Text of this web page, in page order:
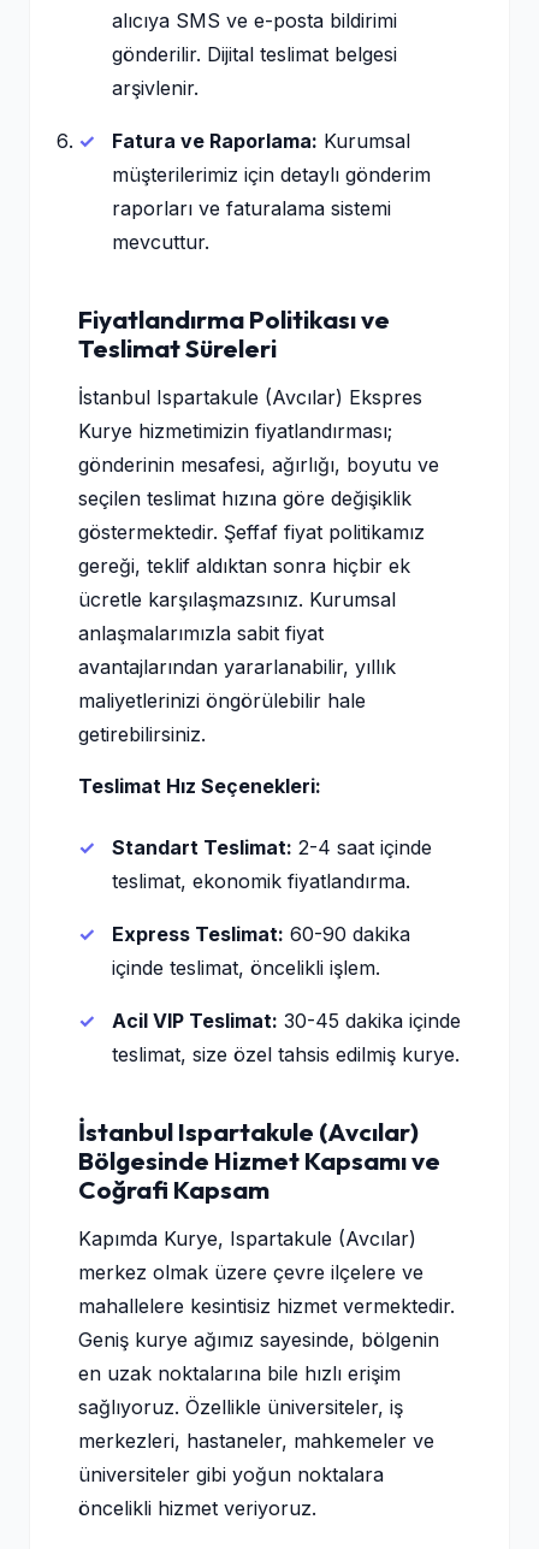
alıcıya SMS ve e-posta bildirimi
gönderilir. Dijital teslimat belgesi
arşivlenir.
Fatura ve Raporlama: Kurumsal
müşterilerimiz için detaylı gönderim
raporları ve faturalama sistemi
mevcuttur.
Fiyatlandırma Politikası ve
Teslimat Süreleri
İstanbul Ispartakule (Avcılar) Ekspres
Kurye hizmetimizin fiyatlandırması;
gönderinin mesafesi, ağırlığı, boyutu ve
seçilen teslimat hızına göre değişiklik
göstermektedir. Şeffaf fiyat politikamız
gereği, teklif aldıktan sonra hiçbir ek
ücretle karşılaşmazsınız. Kurumsal
anlaşmalarımızla sabit fiyat
avantajlarından yararlanabilir, yıllık
maliyetlerinizi öngörülebilir hale
getirebilirsiniz.
Teslimat Hız Seçenekleri:
Standart Teslimat: 2-4 saat içinde
teslimat, ekonomik fiyatlandırma.
Express Teslimat: 60-90 dakika
içinde teslimat, öncelikli işlem.
Acil VIP Teslimat: 30-45 dakika içinde
teslimat, size özel tahsis edilmiş kurye.
İstanbul Ispartakule (Avcılar)
Bölgesinde Hizmet Kapsamı ve
Coğrafi Kapsam
Kapımda Kurye, Ispartakule (Avcılar)
merkez olmak üzere çevre ilçelere ve
mahallelere kesintisiz hizmet vermektedir.
Geniş kurye ağımız sayesinde, bölgenin
en uzak noktalarına bile hızlı erişim
sağlıyoruz. Özellikle üniversiteler, iş
merkezleri, hastaneler, mahkemeler ve
üniversiteler gibi yoğun noktalara
öncelikli hizmet veriyoruz.